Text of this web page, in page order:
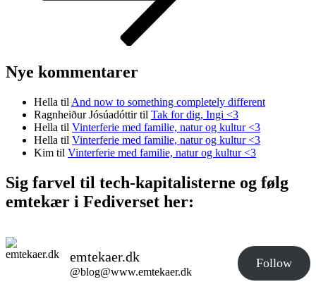
Nye kommentarer
Hella til And now to something completely different
Ragnheiður Jósúadóttirtil Tak for dig, Ingi <3
Hella til Vinterferie med familie, natur og kultur <3
Hella til Vinterferie med familie, natur og kultur <3
Kim til Vinterferie med familie, natur og kultur <3
Sig farvel til tech-kapitalisterne og følg
emtekær i Fediverset her:
emtekaer.dk
@blog@www.emtekaer.dk
Follow